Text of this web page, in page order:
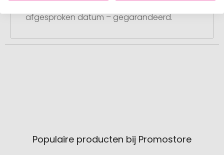
afgesproken datum – gegarandeerd.
Populaire producten bij Promostore